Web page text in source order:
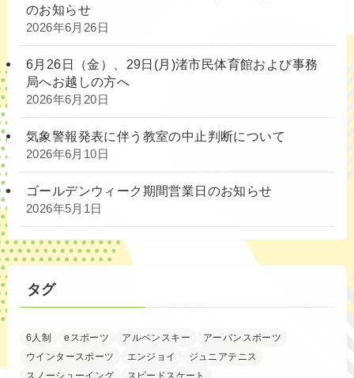
のお知らせ
2026年6月26日
6月26日（金）、29日(月)渚市民体育館および事務
局へお越しの方へ
2026年6月20日
気象警報発表に伴う教室の中止判断について
2026年6月10日
ゴールデンウィーク期間営業日のお知らせ
2026年5月1日
タグ
6人制 eスポーツ アルペンスキー
アーバンスポーツ
ウインタースポーツ
エンジョイ
ジュニアテニス